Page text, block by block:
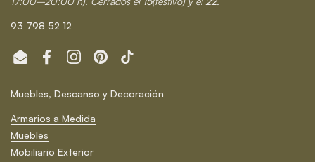
93 798 52 12
Email FacebookInstagramPinterestTikTok
Muebles, Descanso y Decoración
Armarios a Medida
Muebles
Mobiliario Exterior